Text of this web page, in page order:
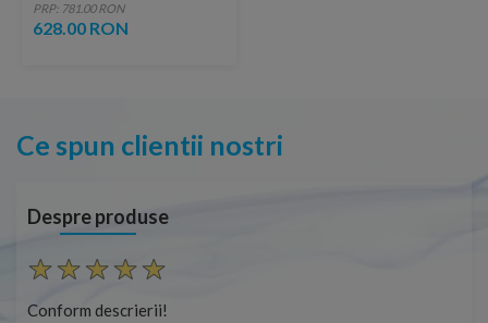
PRP: 781.00 RON
628.00 RON
Ce spun clientii nostri
Despre produse
Conform descrierii!